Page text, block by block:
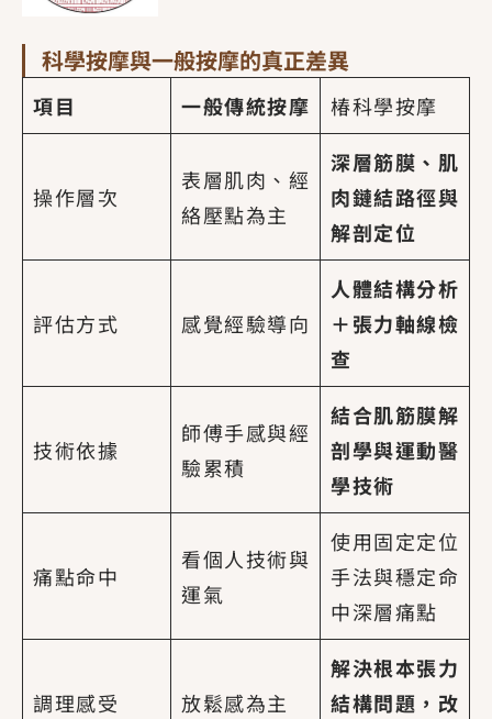
科學按摩與一般按摩的真正差異
項目 一般傳統按摩 椿科學按摩
操作層次
表層肌肉、經
絡壓點為主
深層筋膜、肌
肉鏈結路徑與
解剖定位
評估方式 感覺經驗導向
人體結構分析
＋張力軸線檢
查
技術依據
師傅手感與經
驗累積
結合肌筋膜解
剖學與運動醫
學技術
痛點命中
看個人技術與
運氣
使用固定定位
手法與穩定命
中深層痛點
調理感受 放鬆感為主
解決根本張力
結構問題，改